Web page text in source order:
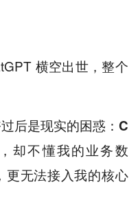
横空出世，整个
后是现实的困惑： C
却不懂我的业务数
更无法接入我的核心